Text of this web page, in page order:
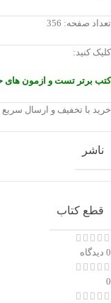
تعداد صفحه: 356
کلیک کنید:
کتب برتر تست و ازمون های
خرید با تخفیف و ارسال سریع
ناشر
قطع کتاب
0 دیدگاه
0